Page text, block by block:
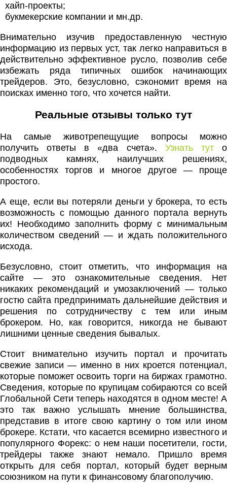
хайп-проекты;
букмекерские компании и мн.др.
Внимательно изучив предоставленную честную
информацию из первых уст, так легко направиться в
действительно эффективное русло, позволив себе
избежать ряда типичных ошибок начинающих
трейдеров. Это, безусловно, сэкономит время на
поисках именно того, что хочется найти.
Реальные отзывы только тут
На самые животрепещущие вопросы можно
получить ответы в «два счета». Узнать туто
подводных камнях, наилучших решениях,
особенностях торгов и многое другое — проще
простого.
А еще, если вы потеряли деньги у брокера, то есть
возможность с помощью данного портала вернуть
их! Необходимо заполнить форму с минимальным
количеством сведений — и ждать положительного
исхода.
Безусловно, стоит отметить, что информация на
сайте — это ознакомительные сведения. Нет
никаких рекомендаций и умозаключений — только
гостю сайта предпринимать дальнейшие действия и
решения по сотрудничеству с тем или иным
брокером. Но, как говорится, никогда не бывают
лишними ценные сведения бывалых.
Стоит внимательно изучить портал и прочитать
свежие записи — именно в них кроется потенциал,
которые поможет освоить торги на биржах грамотно.
Сведения, которые по крупицам собираются со всей
Глобальной Сети теперь находятся в одном месте! А
это так важно услышать мнение большинства,
представив в итоге свою картину о том или ином
брокере. Кстати, что касается всемирно известного и
популярного Форекс: о нем наши посетители, гости,
трейдеры также знают немало. Пришло время
открыть для себя портал, который будет верным
союзником на пути к финансовому благополучию.